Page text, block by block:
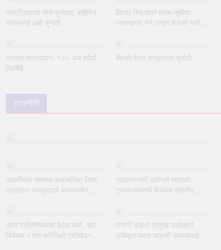
एफएटिएफको खैरो सूचीबाट बाहिरिन
नेपाललाई अझै चुनौती
बैंकका सिइओको तलब–सुविधा
व्यवस्थापन गर्न राष्ट्र बैंकको नयाँ
तरलता व्यवस्थापन: १२५ अर्ब रुपैयाँ
खिचिँदै
बैंकको शेयर सन्तुलनमा चुनौती:
राजनीति
आकस्मिक समयमा असम्बन्धित विषय
नउठाउन सभामुखको ध्यानाकर्षण
प्रधानमन्त्री बालेनले ल्याएको
गुप्तचरसम्बन्धी विधेयक संसदीय
आज प्रतिनिधिसभा बैठक बस्दै, चार
विधेयक र एक समितिको प्रतिवेदन
लगानी बोर्डको प्रमुख कार्यकारी
अधिकृत पदमा याङ्की उक्याबलाई